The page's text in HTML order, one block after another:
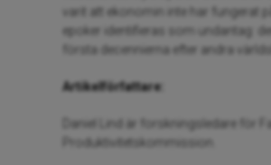
varit att ekonomin inte har fungerat
epoker identifieras som undantag:
första decennierna efter andra
Artikelförfattare:
Daniel Lind är forskningsledare för
Produktivitetskommission.